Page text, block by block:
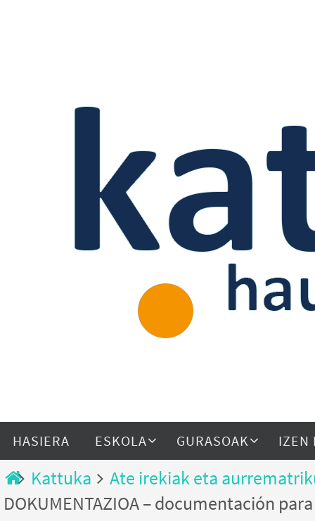
HASIERA ESKOLA GURASOAK IZEN
Kattuka
Ate irekiak eta
DOKUMENTAZIOA – documentación